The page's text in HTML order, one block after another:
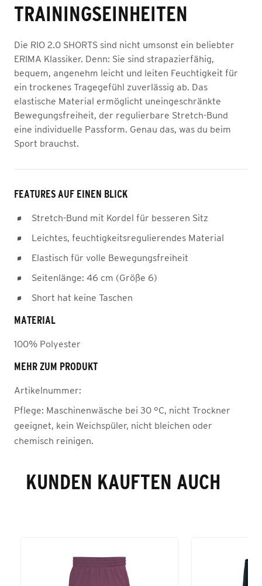
TRAININGSEINHEITEN
Die RIO 2.0 SHORTS sind nicht umsonst ein beliebter
ERIMA Klassiker. Denn: Sie sind strapazierfähig,
bequem, angenehm leicht und leiten Feuchtigkeit für
ein trockenes Tragegefühl zuverlässig ab. Das
elastische Material ermöglicht uneingeschränkte
Bewegungsfreiheit, der regulierbare Stretch-Bund
eine individuelle Passform. Genau das, was du beim
Sport brauchst.
FEATURES AUF EINEN BLICK
Stretch-Bund mit Kordel für besseren Sitz
Leichtes, feuchtigkeitsregulierendes Material
Elastisch für volle Bewegungsfreiheit
Seitenlänge: 46 cm (Größe 6)
Short hat keine Taschen
MATERIAL
100% Polyester
MEHR ZUM PRODUKT
Artikelnummer:
Pflege: Maschinenwäsche bei 30 °C, nicht Trockner
geeignet, kein Weichspüler, nicht bleichen oder
chemisch reinigen.
KUNDEN KAUFTEN AUCH